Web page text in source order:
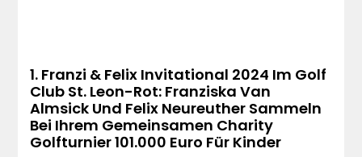
1. Franzi & Felix Invitational 2024 Im Golf
Club St. Leon-Rot: Franziska Van
Almsick Und Felix Neureuther Sammeln
Bei Ihrem Gemeinsamen Charity
Golfturnier 101.000 Euro Für Kinder